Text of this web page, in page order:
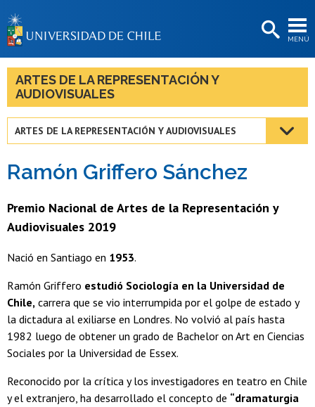
MENÚ
BIBLIOTECAS
LA UNIVERSIDAD
Estudiantes
Egresadas/os
ARTES DE LA REPRESENTACIÓN Y
AUDIOVISUALES
ARTES DE LA REPRESENTACIÓN Y AUDIOVISUALES
Ramón Griffero Sánchez
Premio Nacional de Artes de la Representación y
Audiovisuales 2019
Nació en Santiago en 1953.
Ramón Griffero estudió Sociología en la Universidad de
Chile, carrera que se vio interrumpida por el golpe de estado y
la dictadura al exiliarse en Londres. No volvió al país hasta
1982 luego de obtener un grado de Bachelor on Art en Ciencias
Sociales por la Universidad de Essex.
Reconocido por la crítica y los investigadores en teatro en Chile
y el extranjero, ha desarrollado el concepto de “dramaturgia